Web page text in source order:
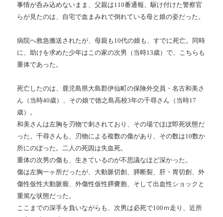
事情が呑み込めないまま、父親は110番通報、駆け付けた警察官
らが見たのは、自宅で血まみれで倒れている母と娘の姿だった。
病院へ救急搬送されたが、母親も10代の娘も、すでに死亡。同時
に、助けを求めた少年はこの家の次男（当時13歳）で、こちらも
重体であった。
死亡したのは、鹿児島県大島郡伊仙町の保険外交員・名古和美さ
ん（当時40歳）、その娘で徳之島高校3年の千尋さん（当時17
歳）。
和美さんは左胸を刃物で刺されており、その場でほぼ即死状態だ
った。千尋さんも、刃物による複数の傷があり、その数は10数か
所にのぼった。二人の死因は失血死。
重体の次男の傷も、生きているのが不思議なほど深かった。
傷は左胸一ヶ所だったが、大動脈切創、膵断裂、肝・胃切創、外
傷性仮性大動脈瘤、外傷性仮性膵嚢胞、そして出血性ショックと
重篤な状態だった。
ここまでの深手を負いながらも、次男は必死で100ｍ走り、近所